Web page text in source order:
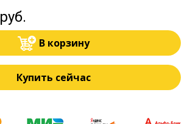
руб.
В корзину
Купить сейчас